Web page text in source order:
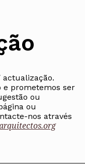
de
de
actualização.
e prometemos ser
ou
ou
nos através